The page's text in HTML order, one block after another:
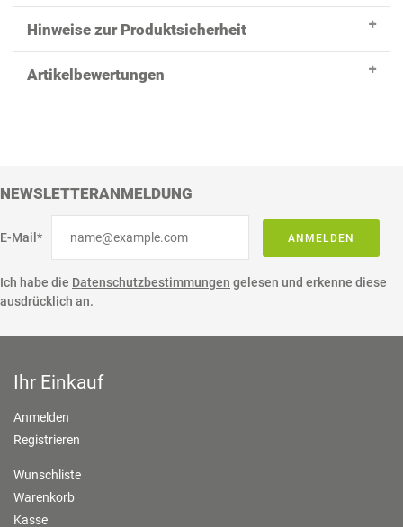
Hinweise zur Produktsicherheit
Artikelbewertungen
NEWSLETTERANMELDUNG
E-Mail* ANMELDEN
Ich habe die Datenschutzbestimmungen gelesen und erkenne diese
ausdrücklich an.
Ihr Einkauf
Anmelden
Registrieren
Wunschliste
Warenkorb
Kasse